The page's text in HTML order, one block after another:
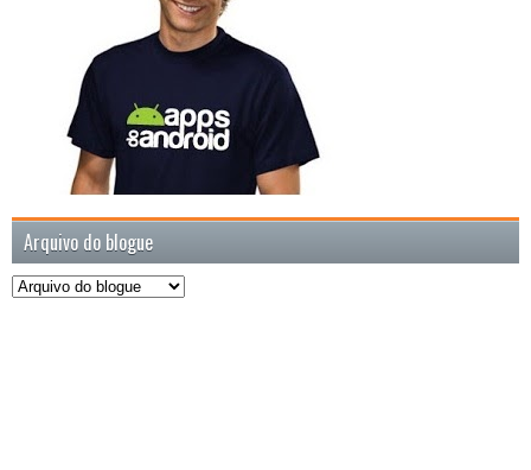
Arquivo do blogue